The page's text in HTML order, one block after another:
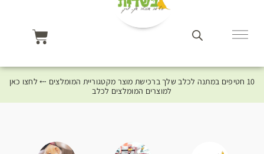
10 חטיפים במתנה לכלב שלך ברכישת מוצר מקטגוריית המומלצים ⤎ לחצו כאן
למוצרים המומלצים לכלב